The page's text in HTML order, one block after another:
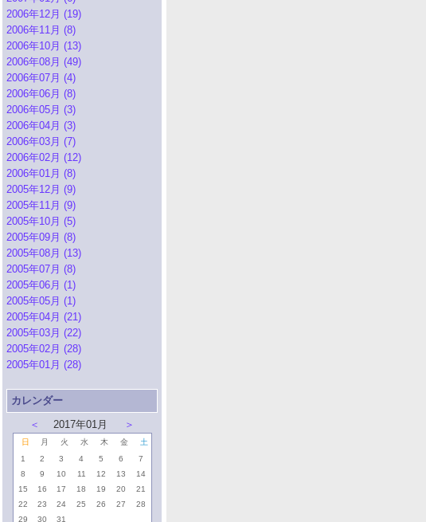
2006年12月 (19)
2006年11月 (8)
2006年10月 (13)
2006年08月 (49)
2006年07月 (4)
2006年06月 (8)
2006年05月 (3)
2006年04月 (3)
2006年03月 (7)
2006年02月 (12)
2006年01月 (8)
2005年12月 (9)
2005年11月 (9)
2005年10月 (5)
2005年09月 (8)
2005年08月 (13)
2005年07月 (8)
2005年06月 (1)
2005年05月 (1)
2005年04月 (21)
2005年03月 (22)
2005年02月 (28)
2005年01月 (28)
カレンダー
＜
2017年01月 ＞
日 月 火 水 木 金
土
1
2 3 4 5 6
7
8
9 10 11 12 13
14
15
16 17 18 19 20
21
22
23 24 25 26 27
28
29
30 31